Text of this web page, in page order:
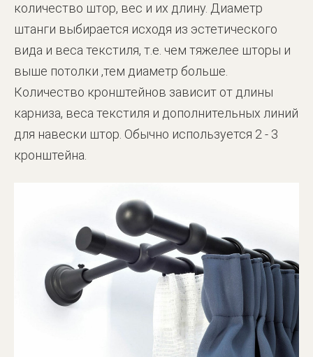
количество штор, вес и их длину. Диаметр
штанги выбирается исходя из эстетического
вида и веса текстиля, т.е. чем тяжелее шторы и
выше потолки ,тем диаметр больше.
Количество кронштейнов зависит от длины
карниза, веса текстиля и дополнительных линий
для навески штор. Обычно используется 2 - 3
кронштейна.